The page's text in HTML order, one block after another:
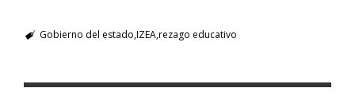
Gobierno del estado IZEArezago educativo